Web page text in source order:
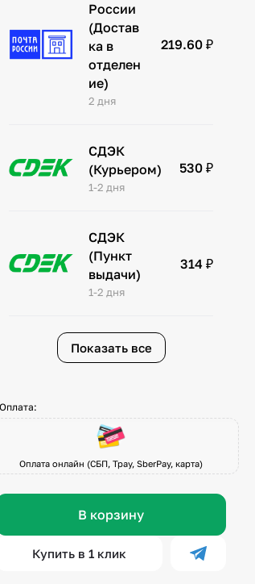
России
(Достав
ка в
отделен
ие)
2 дня
219.60 ₽
СДЭК
(Курьером)
1-2 дня
530 ₽
СДЭК
(Пункт
выдачи)
1-2 дня
314 ₽
Показать все
Оплата:
Оплата онлайн (СБП, Tpay, SberPay, карта)
В корзину
Купить в 1 клик